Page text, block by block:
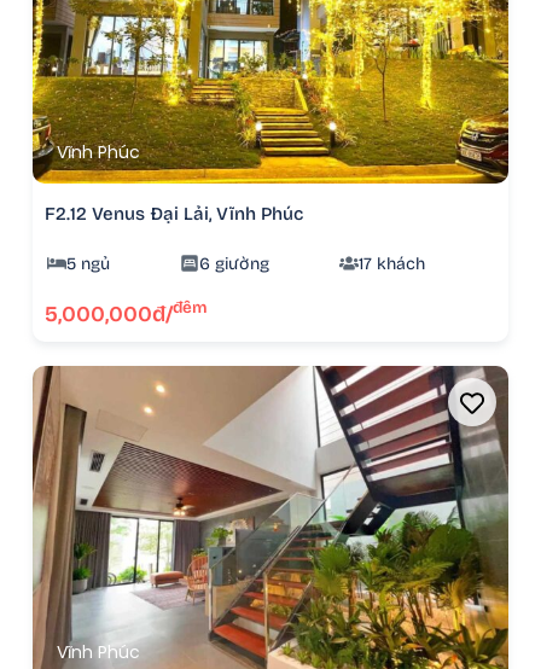
Vĩnh Phúc
F2.12 Venus Đại Lải, Vĩnh Phúc
5 ngủ 6 giường 17 khách
5,000,000đ/đêm
Vĩnh Phúc